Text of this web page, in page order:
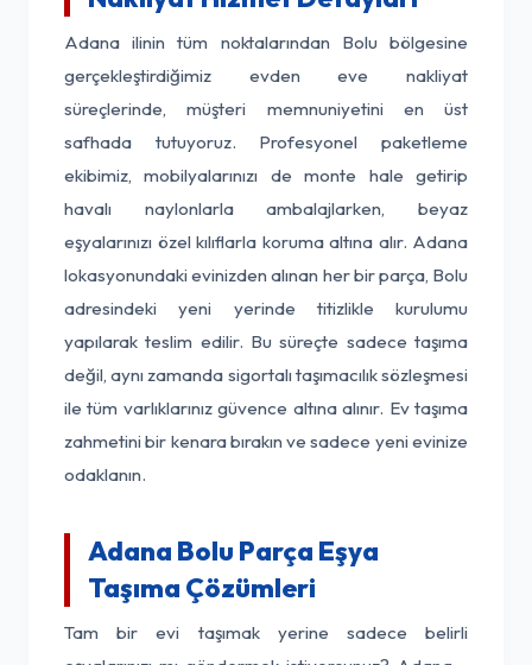
Adana ilinin tüm noktalarından Bolu bölgesine
gerçekleştirdiğimiz evden eve nakliyat
süreçlerinde, müşteri memnuniyetini en üst
safhada tutuyoruz. Profesyonel paketleme
ekibimiz, mobilyalarınızı de monte hale getirip
havalı naylonlarla ambalajlarken, beyaz
eşyalarınızı özel kılıflarla koruma altına alır. Adana
lokasyonundaki evinizden alınan her bir parça, Bolu
adresindeki yeni yerinde titizlikle kurulumu
yapılarak teslim edilir. Bu süreçte sadece taşıma
değil, aynı zamanda sigortalı taşımacılık sözleşmesi
ile tüm varlıklarınız güvence altına alınır. Ev taşıma
zahmetini bir kenara bırakın ve sadece yeni evinize
odaklanın.
Adana Bolu Parça Eşya
Taşıma Çözümleri
Tam bir evi taşımak yerine sadece belirli